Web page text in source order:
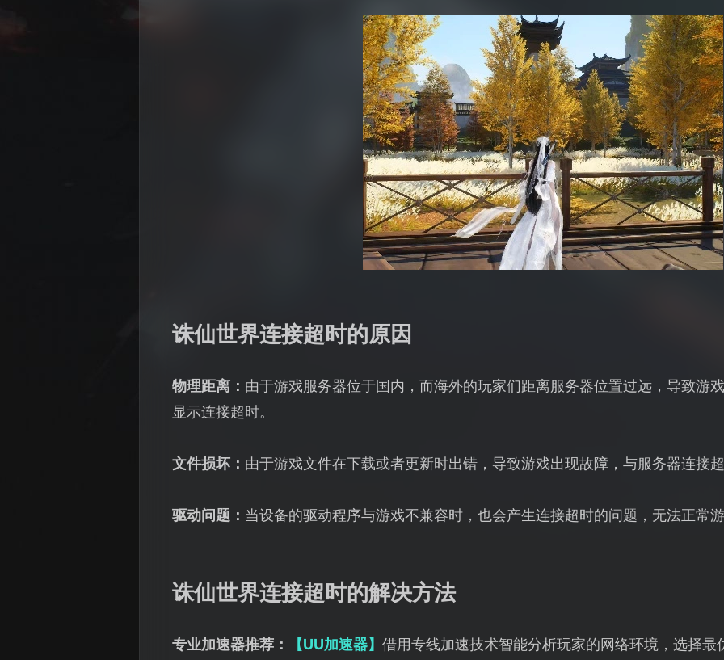
诛仙世界连接超时的原因
物理距离： 由于游戏服务器位于国内，而海外的玩家们距离服务器位置过远，导致游
显示连接超时。
文件损坏： 由于游戏文件在下载或者更新时出错，导致游戏出现故障，与服务器连接
驱动问题： 当设备的驱动程序与游戏不兼容时，也会产生连接超时的问题，无法正常
诛仙世界连接超时的解决方法
专业加速器推荐： 【UU加速器】 借用专线加速技术智能分析玩家的网络环境，选择